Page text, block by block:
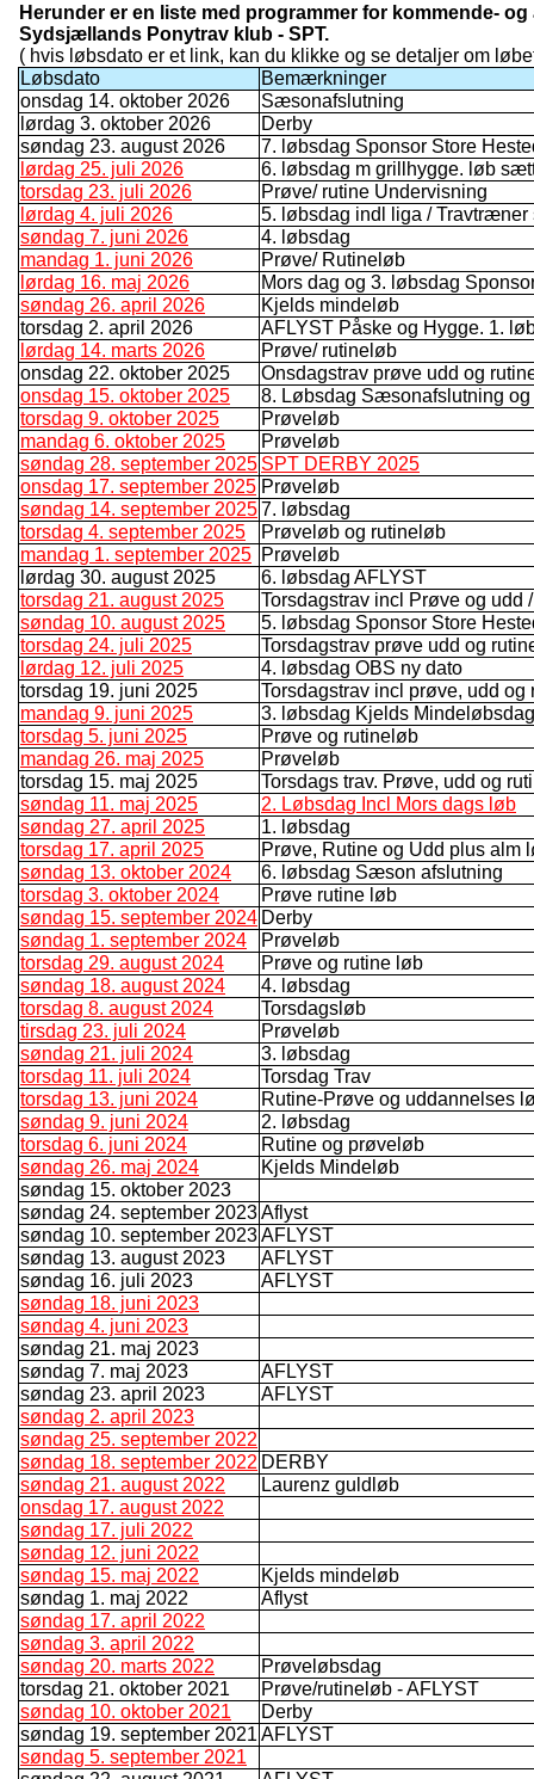
Herunder er en liste med programmer for kommende-
Sydsjællands Ponytrav klub - SPT.
( hvis løbsdato er et link, kan du klikke og se detaljer om
Løbsdato
Bemærkninger
onsdag 14. oktober 2026
Sæsonafslutning
lørdag 3. oktober 2026
Derby
søndag 23. august 2026
7. løbsdag Sponsor Store
lørdag 25. juli 2026
6. løbsdag m grillhygge. løb
torsdag 23. juli 2026
Prøve/ rutine Undervisning
lørdag 4. juli 2026
5. løbsdag indl liga / Travtræner
søndag 7. juni 2026
4. løbsdag
mandag 1. juni 2026
Prøve/ Rutineløb
lørdag 16. maj 2026
Mors dag og 3. løbsdag
søndag 26. april 2026
Kjelds mindeløb
torsdag 2. april 2026
AFLYST Påske og Hygge. 1.
lørdag 14. marts 2026
Prøve/ rutineløb
onsdag 22. oktober 2025
Onsdagstrav prøve udd og
onsdag 15. oktober 2025
8. Løbsdag Sæsonafslutning
torsdag 9. oktober 2025
Prøveløb
mandag 6. oktober 2025
Prøveløb
søndag 28. september 2025 SPT DERBY 2025
onsdag 17. september 2025 Prøveløb
søndag 14. september 20257. løbsdag
torsdag 4. september 2025
Prøveløb og rutineløb
mandag 1. september 2025 Prøveløb
lørdag 30. august 2025
6. løbsdag AFLYST
torsdag 21. august 2025
Torsdagstrav incl Prøve og udd
søndag 10. august 2025
5. løbsdag Sponsor Store
torsdag 24. juli 2025
Torsdagstrav prøve udd og
lørdag 12. juli 2025
4. løbsdag OBS ny dato
torsdag 19. juni 2025
Torsdagstrav incl prøve, udd og
mandag 9. juni 2025
3. løbsdag Kjelds Mindeløbsdag
torsdag 5. juni 2025
Prøve og rutineløb
mandag 26. maj 2025
Prøveløb
torsdag 15. maj 2025
Torsdags trav. Prøve, udd og
søndag 11. maj 2025
2. Løbsdag Incl Mors dags løb
søndag 27. april 2025
1. løbsdag
torsdag 17. april 2025
Prøve, Rutine og Udd plus alm
søndag 13. oktober 2024
6. løbsdag Sæson afslutning
torsdag 3. oktober 2024
Prøve rutine løb
søndag 15. september 2024 Derby
søndag 1. september 2024
Prøveløb
torsdag 29. august 2024
Prøve og rutine løb
søndag 18. august 2024
4. løbsdag
torsdag 8. august 2024
Torsdagsløb
tirsdag 23. juli 2024
Prøveløb
søndag 21. juli 2024
3. løbsdag
torsdag 11. juli 2024
Torsdag Trav
torsdag 13. juni 2024
Rutine-Prøve og uddannelses
søndag 9. juni 2024
2. løbsdag
torsdag 6. juni 2024
Rutine og prøveløb
søndag 26. maj 2024
Kjelds Mindeløb
søndag 15. oktober 2023
søndag 24. september 2023Aflyst
søndag 10. september 2023AFLYST
søndag 13. august 2023
AFLYST
søndag 16. juli 2023
AFLYST
søndag 18. juni 2023
søndag 4. juni 2023
søndag 21. maj 2023
søndag 7. maj 2023
AFLYST
søndag 23. april 2023
AFLYST
søndag 2. april 2023
søndag 25. september 2022
søndag 18. september 2022 DERBY
søndag 21. august 2022
Laurenz guldløb
onsdag 17. august 2022
søndag 17. juli 2022
søndag 12. juni 2022
søndag 15. maj 2022
Kjelds mindeløb
søndag 1. maj 2022
Aflyst
søndag 17. april 2022
søndag 3. april 2022
søndag 20. marts 2022
Prøveløbsdag
torsdag 21. oktober 2021
Prøve/rutineløb - AFLYST
søndag 10. oktober 2021
Derby
søndag 19. september 2021 AFLYST
søndag 5. september 2021